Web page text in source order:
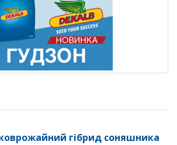
гібрид соняшника